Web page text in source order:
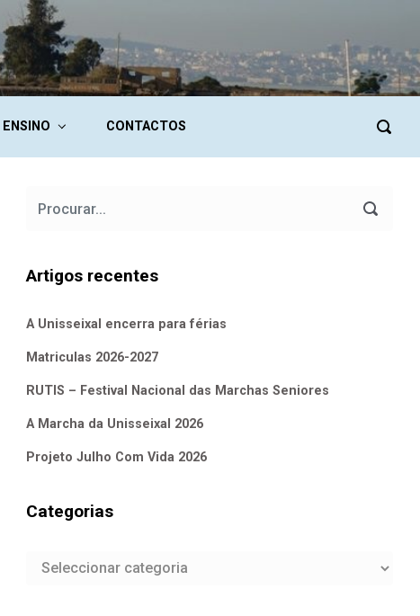
ENSINO CONTACTOS
Artigos recentes
A Unisseixal encerra para férias
Matriculas 2026-2027
RUTIS – Festival Nacional das Marchas Seniores
A Marcha da Unisseixal 2026
Projeto Julho Com Vida 2026
Categorias
Categorias